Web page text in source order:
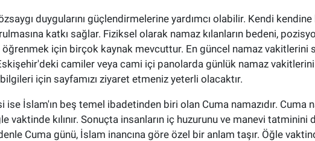
duygularını güçlendirmelerine yardımcı olabilir. Kendi
katkı sağlar. Fiziksel olarak namaz kılanların bedeni,
için birçok kaynak mevcuttur. En güncel namaz vakitlerini
Eskişehir'deki camiler veya cami içi panolarda günlük namaz
için sayfamızı ziyaret etmeniz yeterli olacaktır.
ise İslam'ın beş temel ibadetinden biri olan Cuma namazıdır. Cuma
vaktinde kılınır. Sonuçta insanların iç huzurunu ve manevi
Cuma günü, İslam inancına göre özel bir anlam taşır. Öğle